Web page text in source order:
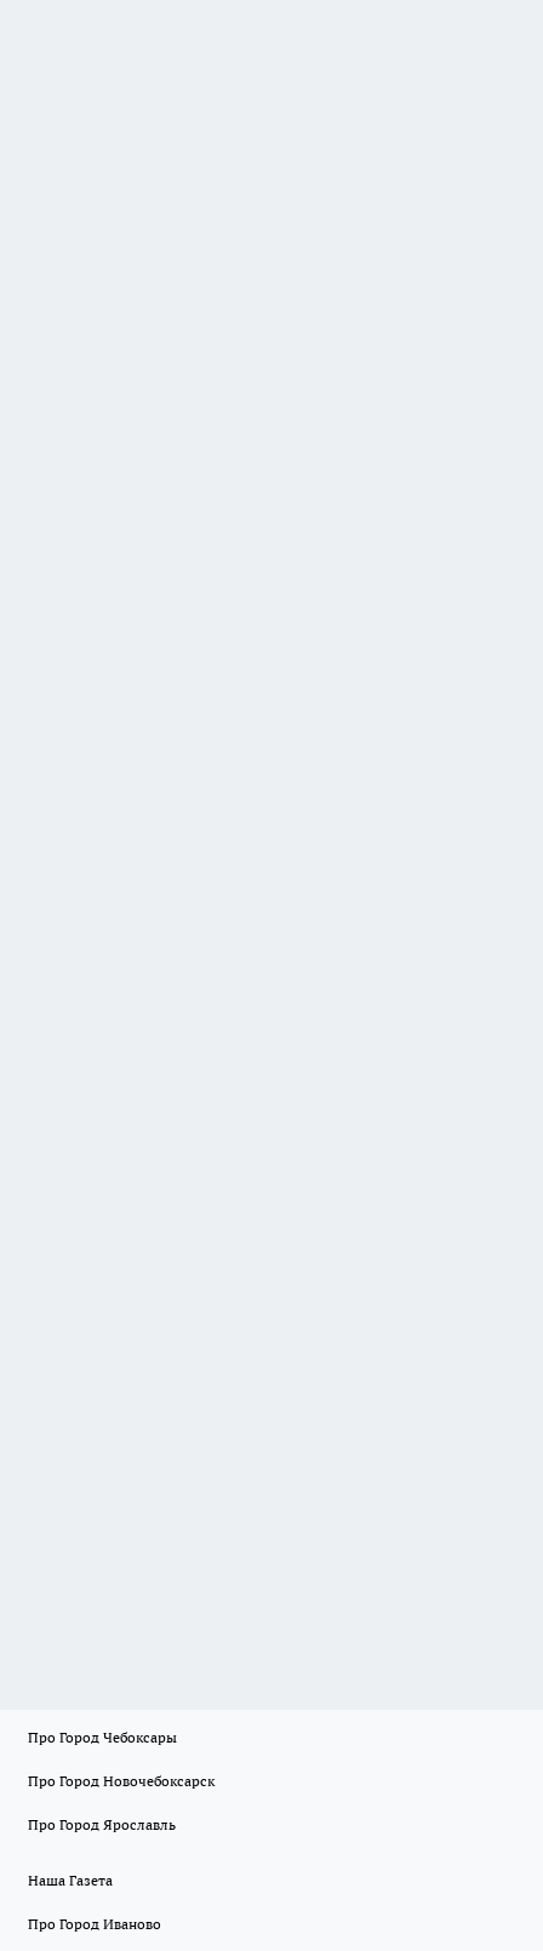
Про Город Чебоксары
Про Город Новочебоксарск
Про Город Ярославль
Наша Газета
Про Город Иваново